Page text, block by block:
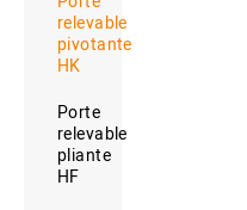
relevable
pivotante
HK
Porte
relevable
pliante
HF